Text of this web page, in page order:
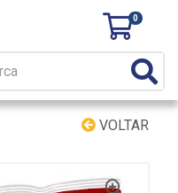
0
VOLTAR